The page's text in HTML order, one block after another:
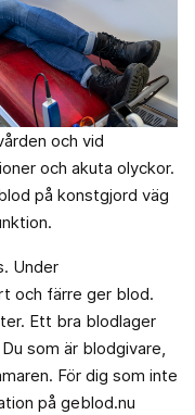
och vid
och akuta olyckor.
på konstgjord väg
Under
och färre ger blod.
Ett bra blodlager
som är blodgivare,
För dig som inte
på geblod.nu